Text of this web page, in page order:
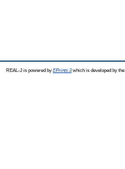
REAL-J is powered by EPrints 3which is developed by the